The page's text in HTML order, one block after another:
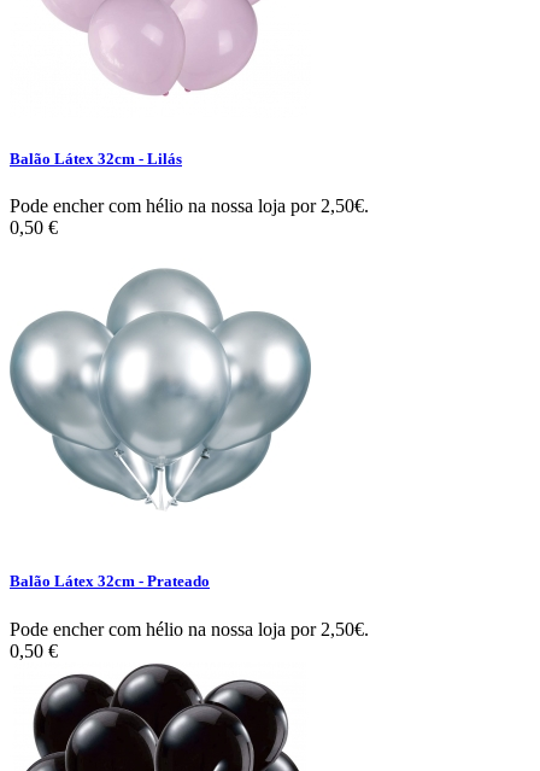
Balão Látex 32cm - Lilás
Pode encher com hélio na nossa loja por 2,50€.
0,50 €
Balão Látex 32cm - Prateado
Pode encher com hélio na nossa loja por 2,50€.
0,50 €